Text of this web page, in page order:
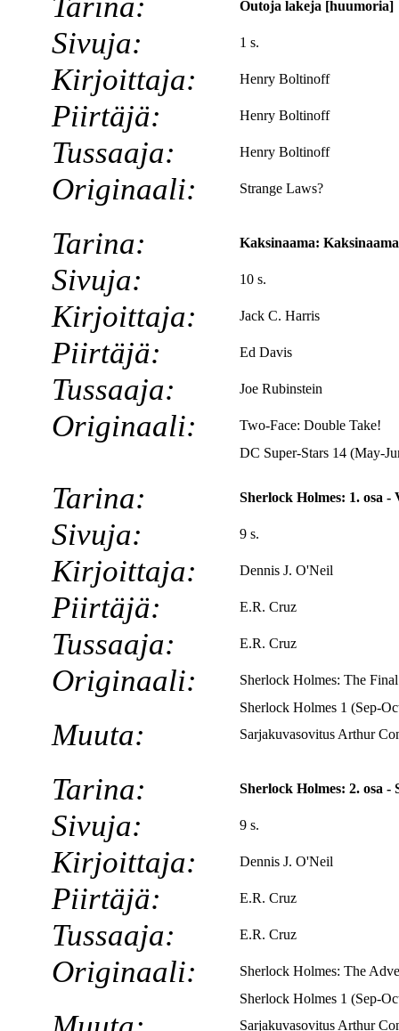
Outoja lakeja [huumoria]
Sivuja: 1 s.
Kirjoittaja: Henry Boltinoff
Piirtäjä: Henry Boltinoff
Tussaaja: Henry Boltinoff
Originaali: Strange Laws?
Tarina: Kaksinaama:
Sivuja: 10 s.
Kirjoittaja: Jack C. Harris
Piirtäjä: Ed Davis
Tussaaja: Joe Rubinstein
Originaali:
Two-Face: Double Take!
DC Super-Stars 14 (May-
Tarina: Sherlock Holmes: 1. osa -
Sivuja: 9 s.
Kirjoittaja: Dennis J. O'Neil
Piirtäjä: E.R. Cruz
Tussaaja: E.R. Cruz
Originaali:
Sherlock Holmes: The
Sherlock Holmes 1 (Sep-
Muuta: Sarjakuvasovitus Arthur
Tarina: Sherlock Holmes: 2. osa -
Sivuja: 9 s.
Kirjoittaja: Dennis J. O'Neil
Piirtäjä: E.R. Cruz
Tussaaja: E.R. Cruz
Originaali:
Sherlock Holmes: The
Sherlock Holmes 1 (Sep-
Sarjakuvasovitus Arthur